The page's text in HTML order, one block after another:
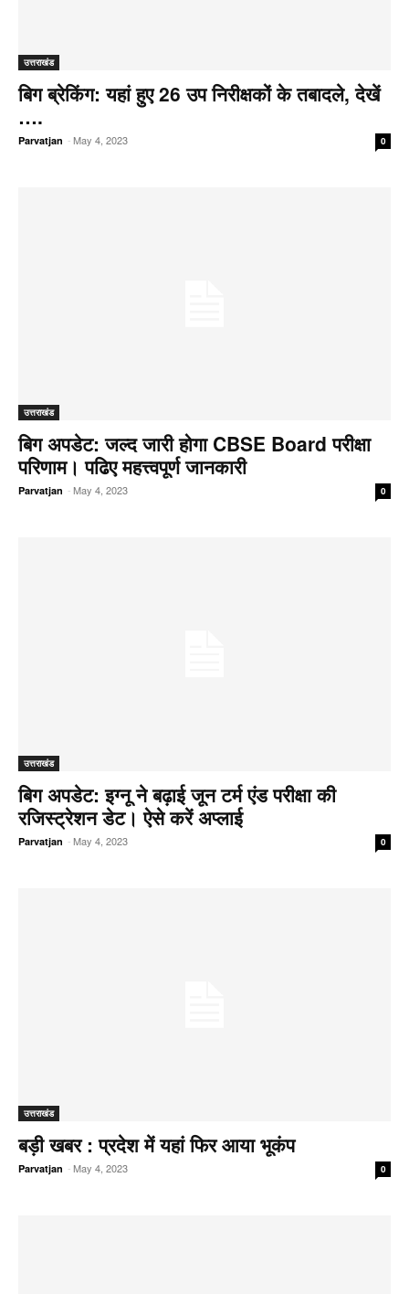
उत्तराखंड
बिग ब्रेकिंग: यहां हुए 26 उप निरीक्षकों के तबादले, देखें
….
Parvatjan -May 4, 2023 0
उत्तराखंड
बिग अपडेट: जल्द जारी होगा CBSE Board परीक्षा
परिणाम। पढिए महत्त्वपूर्ण जानकारी
Parvatjan -May 4, 2023 0
उत्तराखंड
बिग अपडेट: इग्नू ने बढ़ाई जून टर्म एंड परीक्षा की
रजिस्ट्रेशन डेट। ऐसे करें अप्लाई
Parvatjan -May 4, 2023 0
उत्तराखंड
बड़ी खबर : प्रदेश में यहां फिर आया भूकंप
Parvatjan -May 4, 2023 0